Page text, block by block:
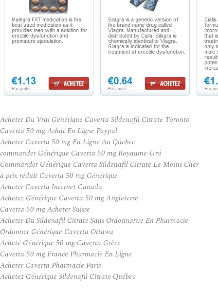
Acheter Du Vrai Générique Caverta Sildenafil Citrate Toronto
Caverta 50 mg Achat En Ligne Paypal
Acheter Caverta 50 mg En Ligne Au Quebec
commander Générique Caverta 50 mg Royaume-Uni
Commander Générique Caverta Sildenafil Citrate Le Moins Cher
à prix réduit Caverta 50 mg Générique
Acheter Caverta Internet Canada
Achetez Générique Caverta 50 mg Angleterre
Caverta 50 mg Acheter Suisse
Acheter Du Sildenafil Citrate Sans Ordonnance En Pharmacie
Ordonner Générique Caverta Ottawa
Acheté Générique 50 mg Caverta Grèce
Caverta 50 mg France Pharmacie En Ligne
Acheter Caverta Pharmacie Paris
Achetez Générique Sildenafil Citrate Québec